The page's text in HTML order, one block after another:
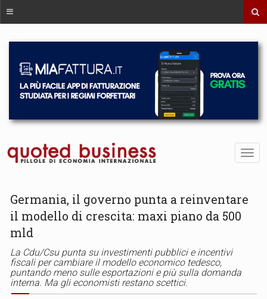
Germania, il governo punta a reinventare
il modello di crescita: maxi piano da 500
mld
La Cdu/Csu punta su investimenti pubblici e incentivi
fiscali per cambiare il modello economico tedesco,
puntando meno sulle esportazioni e più sulla domanda
interna. Ma gli economisti restano scettici.